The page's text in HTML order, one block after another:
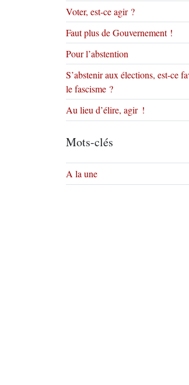
Voter, est-ce agir ?
Faut plus de Gouvernement !
Pour l’abstention
S’abstenir aux élections, est-ce
le fascisme ?
Au lieu d’élire, agir !
Mots-clés
A la une